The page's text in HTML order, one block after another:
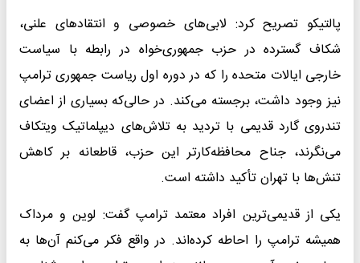
پالتیکو تصریح کرد: لابی‌های خصوصی و انتقادهای علنی،
شکاف گسترده در حزب جمهوری‌خواه در رابطه با سیاست
خارجی ایالات متحده را که در دوره اول ریاست جمهوری ترامپ
نیز وجود داشت، برجسته می‌کند. در حالی‌که بسیاری از اعضای
تندروی گارد قدیمی با تردید به تلاش‌های دیپلماتیک ویتکاف
می‌نگرند، جناح محافظه‌کارتر این حزب، قاطعانه بر کاهش
تنش‌ها با تهران تأکید داشته است.
یکی از قدیمی‌ترین افراد معتمد ترامپ گفت: لوین و مرداک
همیشه ترامپ را احاطه کرده‌اند. در واقع فکر می‌کنم آن‌ها به